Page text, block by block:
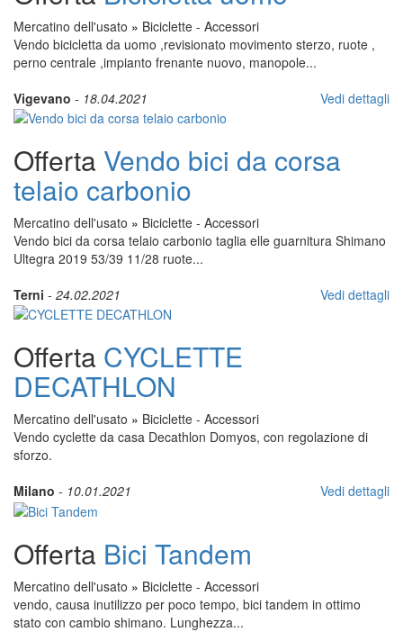
Mercatino dell'usato » Biciclette - Accessori
Vendo bicicletta da uomo ,revisionato movimento sterzo, ruote ,
perno centrale ,impianto frenante nuovo, manopole...
Vigevano - 18.04.2021 Vedi dettagli
Offerta Vendo bici da corsa
telaio carbonio
Mercatino dell'usato » Biciclette - Accessori
Vendo bici da corsa telaio carbonio taglia elle guarnitura Shimano
Ultegra 2019 53/39 11/28 ruote...
Terni - 24.02.2021 Vedi dettagli
Offerta CYCLETTE
DECATHLON
Mercatino dell'usato » Biciclette - Accessori
Vendo cyclette da casa Decathlon Domyos, con regolazione di
sforzo.
Milano - 10.01.2021 Vedi dettagli
Offerta Bici Tandem
Mercatino dell'usato » Biciclette - Accessori
vendo, causa inutilizzo per poco tempo, bici tandem in ottimo
stato con cambio shimano. Lunghezza...